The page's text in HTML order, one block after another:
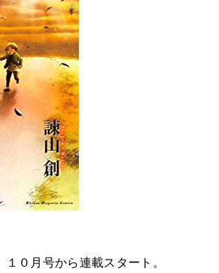
０月号から連載スタート。